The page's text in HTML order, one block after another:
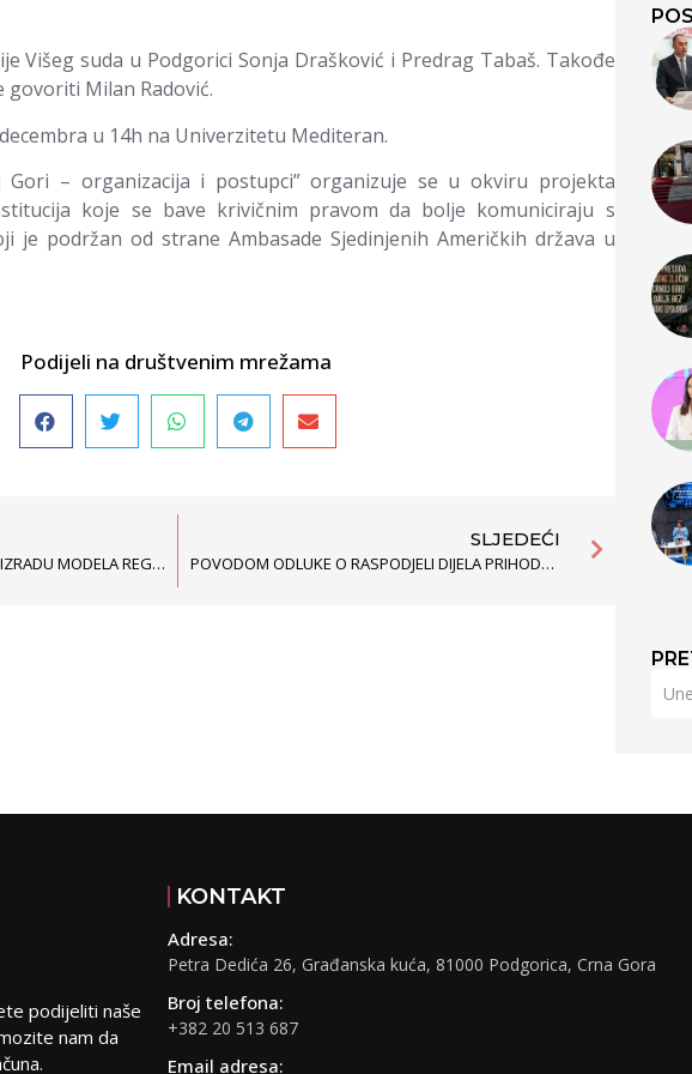
Višeg suda u Podgorici Sonja Drašković i Predrag Tabaš. Takođe
govoriti Milan Radović.
u 14h na Univerzitetu Mediteran.
Gori – organizacija i postupci” organizuje se u okviru projekta
koje se bave krivičnim pravom da bolje komuniciraju s
je podržan od strane Ambasade Sjedinjenih Američkih država u
Podijeli na društvenim mrežama
POZIV ZA KONSULTANTA ZA IZRADU MODELA REGIONALNE KANCELARIJE ZA SARADNJU MLADIH
SLJEDEĆI
POVODOM ODLUKE O RASPODJELI DIJELA PRIHODA OD IGARA NA SREĆU ZA 2015. GODINU
podijeliti naše
nam da
KONTAKT
Adresa:
Petra Dedića 26, Građanska kuća, 81000 Podgorica, Crna Gora
Broj telefona:
+382 20 513 687
Email adresa: